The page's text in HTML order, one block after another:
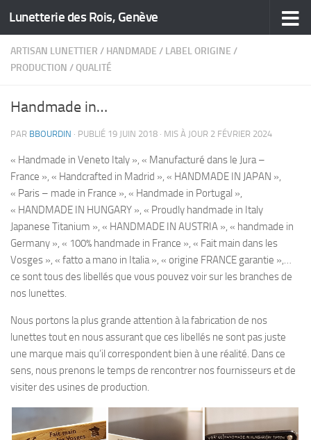
Skip to content
Lunetterie des Rois, Genève
ARTISAN LUNETTIER / HANDMADE / LABEL ORIGINE /
PRODUCTION /QUALITÉ
Handmade in…
PAR BBOURDIN · PUBLIÉ 19 JUIN 2018 · MIS À JOUR 2 FÉVRIER 2024
« Handmade in Veneto Italy », « Manufacturé dans le Jura –
France », « Handcrafted in Madrid », « HANDMADE IN JAPAN »,
« Paris – made in France », « Handmade in Portugal »,
« HANDMADE IN HUNGARY », « Proudly handmade in Italy
Japanese Titanium », « HANDMADE IN AUSTRIA », « handmade in
Germany », « 100% handmade in France », « Fait main dans les
Vosges », « fatto a mano in Italia », « origine FRANCE garantie »,…
ce sont tous des libellés que vous pouvez voir sur les branches de
nos lunettes.
Nous portons la plus grande attention à la fabrication de nos
lunettes tout en nous assurant que ces libellés ne sont pas juste
une marque mais qu’il correspondent bien à une réalité. Dans ce
sens, nous prenons le temps de rencontrer nos fournisseurs et de
visiter des usines de production.